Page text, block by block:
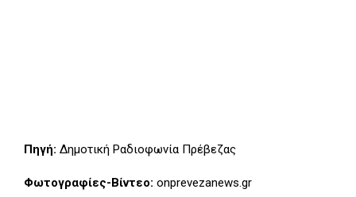
Πηγή: Δημοτική Ραδιοφωνία Πρέβεζας
Φωτογραφίες-Βίντεο: onprevezanews.gr